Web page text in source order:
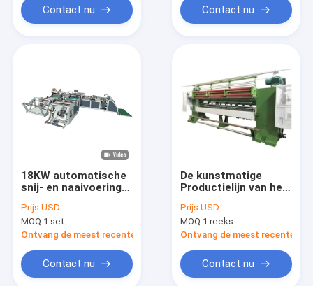
Contact nu Contact nu
18KW automatische
snij- en naaivoering
min invoegt
Prijs:USD
MOQ:1 set
Ontvang de meest recente Prijs
Contact nu
De kunstmatige
Productielijn van het
Kunstmatige Gras
van de Gras
Doornaaiende
Vlakke
Prijs:USD
MOQ:1 reeks
Ontvang de meest recente
Contact nu